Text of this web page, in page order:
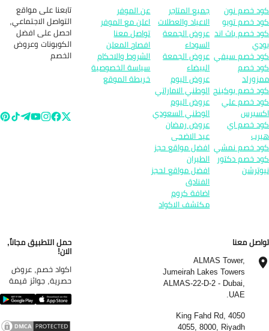
خصم نون
خصم تويو
خصم باث اند
خصم سيفي
خصم
خصم بوكينج
خصم علي
خصم اي
خصم نمشي
خصم دكتور
جميع المتاجر
الاعياد والعطلات
عروض الجمعة
السوداء
عروض الجمعة
البيضاء
عروض اليوم
الوطني الاماراتي
عروض اليوم
الوطني السعودي
عروض رمضان
عيد الاضحى
افضل مواقع حجز
الطيران
افضل مواقع لحجز
الفنادق
اضافة كروم
مكتشف الاكواد
عن الموفر
اعلن مع الموفر
تواصل معنا
افصاح المعلن
الشروط والاحكام
سياسة الخصوصية
خريطة الموقع
تابعنا على مواقع
التواصل الاجتماعي,
احصل على افضل
الكوبونات وعروض
الخصم
معنا
ALMAS Tower,
Jumeirah Lakes Towers
ALMAS-22-D-2 - Dubai,
UAE.
4050 King Fahd Rd,
4055, 8000, Riyadh
حمل التطبيق مجاناً,
الان!
اكواد خصم, عروض
حصرية, جوائز قيمة